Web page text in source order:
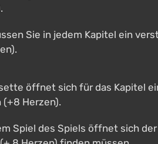
Sie in jedem Kapitel ein
öffnet sich für das Kapitel
(+8 Herzen).
Spiel des Spiels öffnet sich